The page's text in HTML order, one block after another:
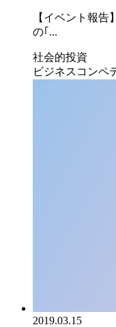
【イベント報
の｢...
社会的投資
ビジネスコンペ
2019.03.15